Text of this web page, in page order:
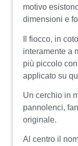
motivo
dimensioni e
Il fiocco, in
interamente a
più piccolo
applicato su
Un cerchio in
pannolenci,
originale.
Al centro il